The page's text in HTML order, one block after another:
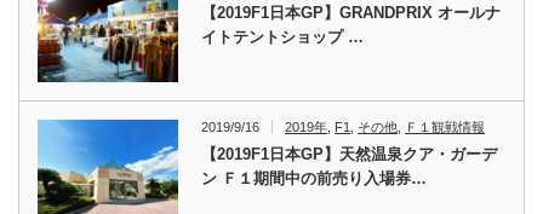
【2019F1日本GP】GRANDPRIX オールナ
イトテントショップ …
2019/9/16 2019年 F1 その他 Ｆ１観戦情報
【2019F1日本GP】天然温泉クア・ガーデ
ン Ｆ１期間中の前売り入場券…